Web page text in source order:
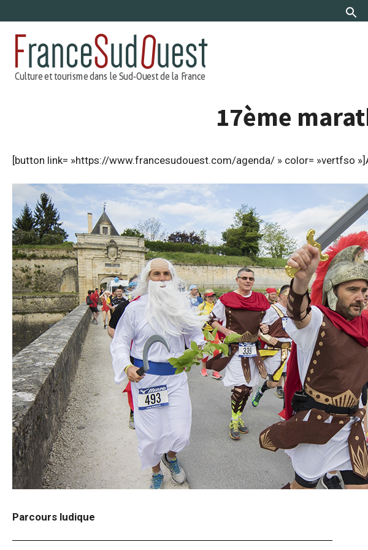
au
contenu
17ème
[button link= »https://www.francesudouest.com/agenda/ » color= »vertfso
Parcours ludique